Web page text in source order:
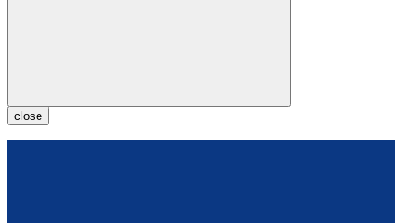
close